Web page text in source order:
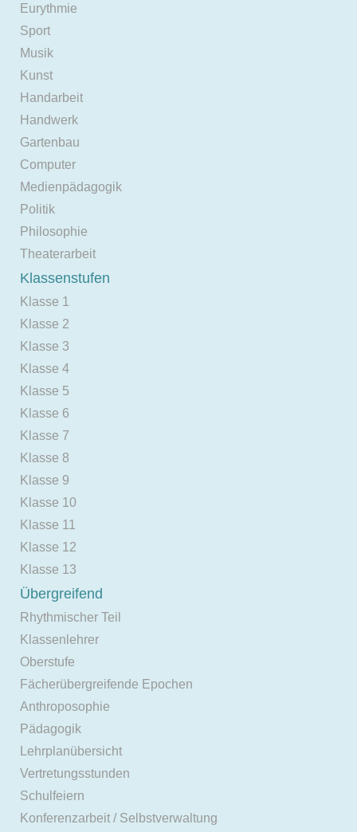
Eurythmie
Sport
Musik
Kunst
Handarbeit
Handwerk
Gartenbau
Computer
Medienpädagogik
Politik
Philosophie
Theaterarbeit
Klassenstufen
Klasse 1
Klasse 2
Klasse 3
Klasse 4
Klasse 5
Klasse 6
Klasse 7
Klasse 8
Klasse 9
Klasse 10
Klasse 11
Klasse 12
Klasse 13
Übergreifend
Rhythmischer Teil
Klassenlehrer
Oberstufe
Fächerübergreifende Epochen
Anthroposophie
Pädagogik
Lehrplanübersicht
Vertretungsstunden
Schulfeiern
Konferenzarbeit / Selbstverwaltung